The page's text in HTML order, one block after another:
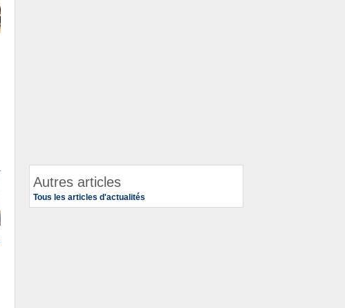
Autres articles
Tous les articles d'actualités